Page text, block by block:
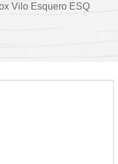
Vilo Esquero ESQ